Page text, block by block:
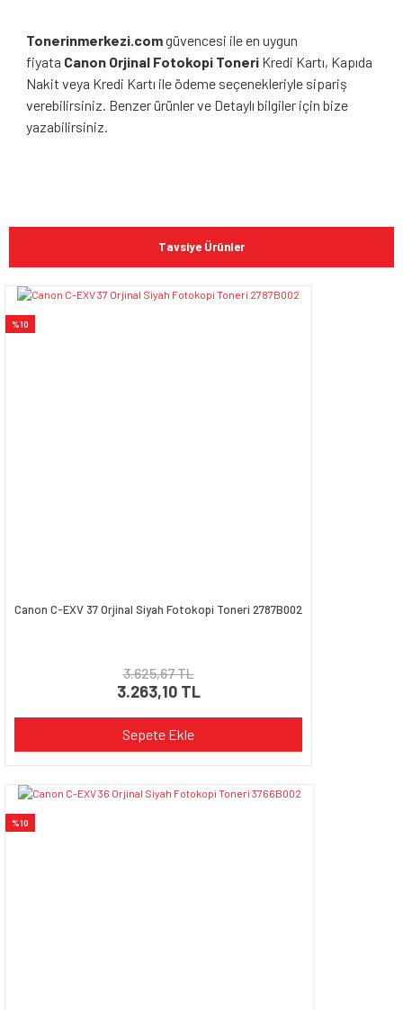
Tonerinmerkezi.comgüvencesi ile en uygun
fiyata Canon Orjinal Fotokopi Toneri Kredi Kartı, Kapıda
Nakit veya Kredi Kartı ile ödeme seçenekleriyle sipariş
verebilirsiniz. Benzer ürünler ve Detaylı bilgiler için bize
yazabilirsiniz.
Bu ürüne ilk yorumu siz yapın!
Yorum Yaz
konularda yetersiz gördüğünüz noktaları öneri formunu
kullanarak tarafımıza iletebilirsiniz.
Tavsiye Ürünler
%10
Canon C-EXV 37 Orjinal Siyah Fotokopi Toneri 2787B002
3.625,67 TL
3.263,10 TL
Sepete Ekle
%10